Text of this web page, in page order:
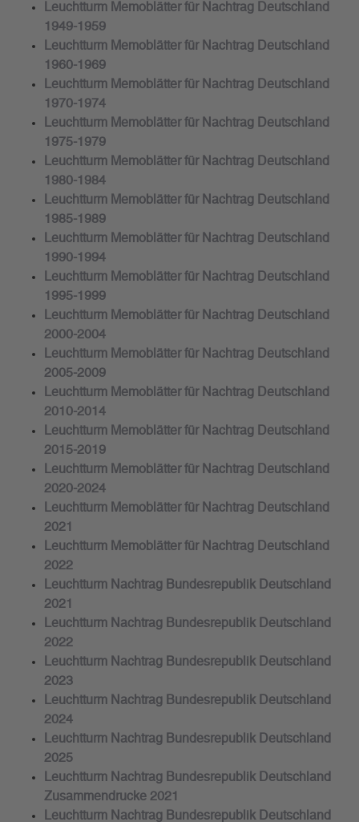
Leuchtturm Memoblätter für Nachtrag Deutschland
1949-1959
Leuchtturm Memoblätter für Nachtrag Deutschland
1960-1969
Leuchtturm Memoblätter für Nachtrag Deutschland
1970-1974
Leuchtturm Memoblätter für Nachtrag Deutschland
1975-1979
Leuchtturm Memoblätter für Nachtrag Deutschland
1980-1984
Leuchtturm Memoblätter für Nachtrag Deutschland
1985-1989
Leuchtturm Memoblätter für Nachtrag Deutschland
1990-1994
Leuchtturm Memoblätter für Nachtrag Deutschland
1995-1999
Leuchtturm Memoblätter für Nachtrag Deutschland
2000-2004
Leuchtturm Memoblätter für Nachtrag Deutschland
2005-2009
Leuchtturm Memoblätter für Nachtrag Deutschland
2010-2014
Leuchtturm Memoblätter für Nachtrag Deutschland
2015-2019
Leuchtturm Memoblätter für Nachtrag Deutschland
2020-2024
Leuchtturm Memoblätter für Nachtrag Deutschland
2021
Leuchtturm Memoblätter für Nachtrag Deutschland
2022
Leuchtturm Nachtrag Bundesrepublik Deutschland
2021
Leuchtturm Nachtrag Bundesrepublik Deutschland
2022
Leuchtturm Nachtrag Bundesrepublik Deutschland
2023
Leuchtturm Nachtrag Bundesrepublik Deutschland
2024
Leuchtturm Nachtrag Bundesrepublik Deutschland
2025
Leuchtturm Nachtrag Bundesrepublik Deutschland
Zusammendrucke 2021
Leuchtturm Nachtrag Bundesrepublik Deutschland